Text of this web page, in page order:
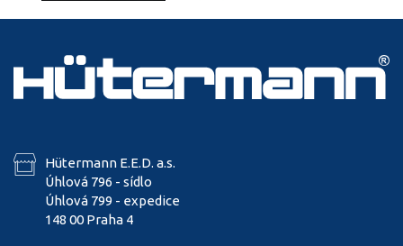
Hütermann E.E.D. a.s.
Úhlová 796 - sídlo
Úhlová 799 - expedice
148 00 Praha 4